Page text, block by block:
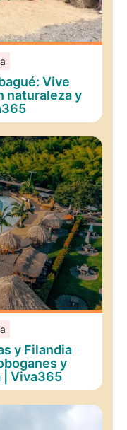
Vive
naturaleza y
y Filandia
y
| Viva365